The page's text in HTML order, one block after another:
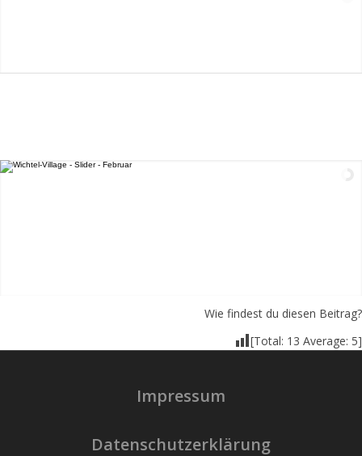
Wie findest du diesen Beitrag?
[Total: 13 Average: 5]
Impressum
Datenschutzerklärung